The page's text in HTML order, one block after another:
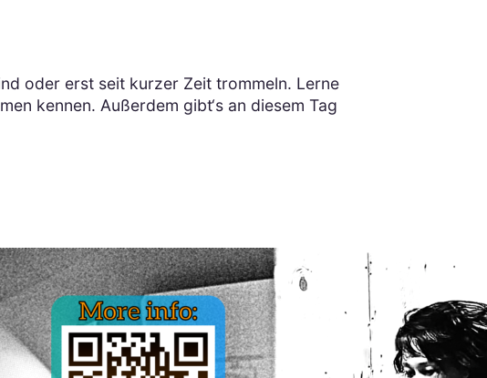
oder erst seit kurzer Zeit trommeln. Lerne
kennen. Außerdem gibt‘s an diesem Tag